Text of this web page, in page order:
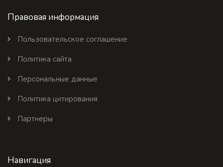
Правовая информация
Пользовательское соглашение
Политика сайта
Персональные данные
Политика цитирования
Партнеры
Навигация